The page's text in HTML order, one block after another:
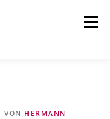
Menü
VON HERMANN